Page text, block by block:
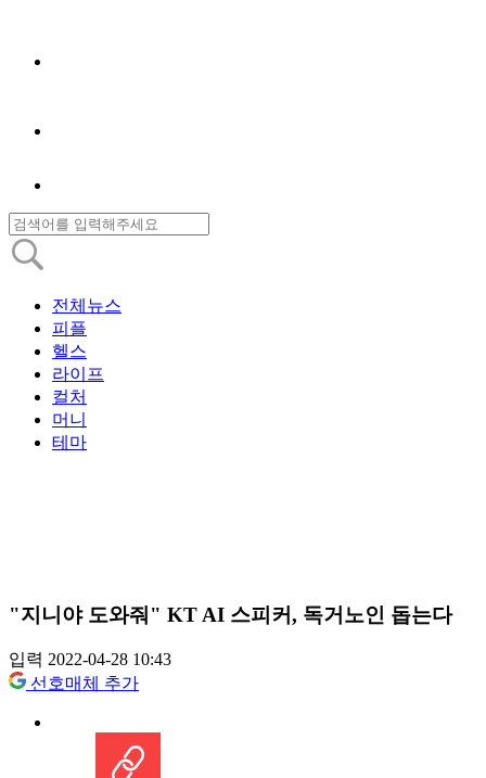
전체뉴스
피플
헬스
라이프
컬처
머니
테마
"지니야 도와줘" KT AI 스피커, 독거노인 돕는다
입력 2022-04-28 10:43
선호매체 추가